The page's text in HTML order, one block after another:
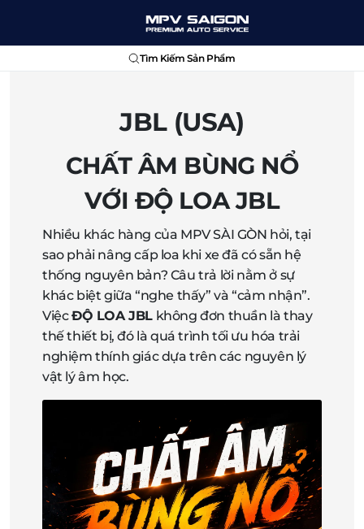
Tìm Kiếm Sản Phẩm
JBL (USA)
CHẤT ÂM BÙNG NỔ
VỚI ĐỘ LOA JBL
Nhiều khác hàng của MPV SÀI GÒN hỏi, tại
sao phải nâng cấp loa khi xe đã có sẵn hệ
thống nguyên bản? Câu trả lời nằm ở sự
khác biệt giữa “nghe thấy” và “cảm nhận”.
ViệcĐỘ LOA JBL không đơn thuần là thay
thế thiết bị, đó là quá trình tối ưu hóa trải
nghiệm thính giác dựa trên các nguyên lý
vật lý âm học.